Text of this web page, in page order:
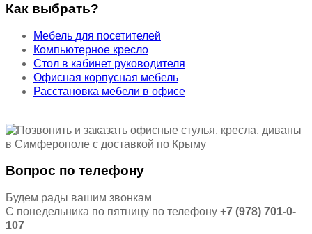
Как выбрать?
Мебель для посетителей
Компьютерное кресло
Стол в кабинет руководителя
Офисная корпусная мебель
Расстановка мебели в офисе
Вопрос по телефону
Будем рады вашим звонкам
С понедельника по пятницу по телефону +7 (978) 701-0-
107